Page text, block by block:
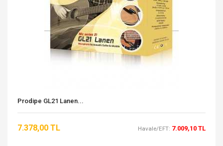
Prodipe GL21 Lanen...
7.378,00 TL Havale/EFT: 7.009,10 TL